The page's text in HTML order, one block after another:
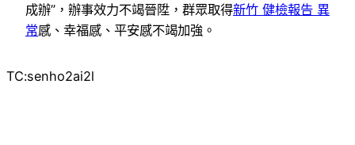
成辦”，辦事效力不竭晉陞，群眾取得新竹 健檢報告 異
常感、幸福感、平安感不竭加強。
TC:senho2ai2l